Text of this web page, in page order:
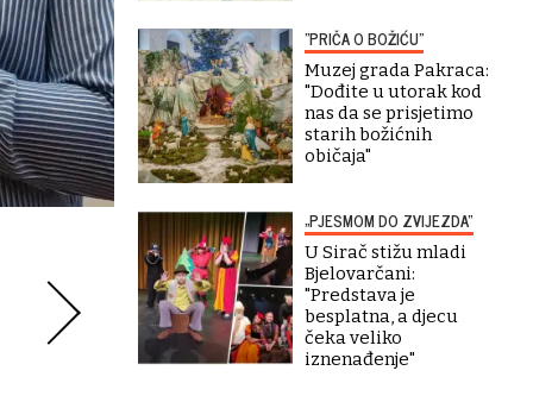
"PRIČA O BOŽIĆU"
Muzej grada Pakraca:
"Dođite u utorak kod
nas da se prisjetimo
starih božićnih
običaja"
„PJESMOM DO ZVIJEZDA“
U Sirač stižu mladi
Bjelovarčani:
"Predstava je
besplatna, a djecu
čeka veliko
iznenađenje"